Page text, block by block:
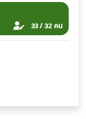
33 / 32 คน